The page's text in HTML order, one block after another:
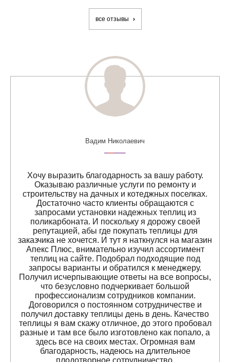
все отзывы
Вадим Николаевич
Хочу выразить благодарность за вашу работу.
Оказываю различные услуги по ремонту и
строительству на дачных и котеджных поселках.
Достаточно часто клиенты обращаются с
запросами установки надежных теплиц из
поликарбоната. И поскольку я дорожу своей
репутацией, абы где покупать теплицы для
заказчика не хочется. И тут я наткнулся на магазин
Апекс Плюс, внимательно изучил ассортимент
теплиц на сайте. Подобрал подходящие под
запросы варианты и обратился к менеджеру.
Получил исчерпывающие ответы на все вопросы,
что безусловно подчеркивает большой
профессионализм сотрудников компании.
Договорился о постоянном сотрудничестве и
получил доставку теплицы день в день. Качество
теплицы я вам скажу отличное, до этого пробовал
разные и там все было изготовлено как попало, а
здесь все на своих местах. Огромная вам
благодарность, надеюсь на длительное
плодотворное сотрудничество.